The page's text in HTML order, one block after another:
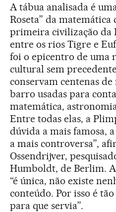
A tábua analisada é
Roseta” da
primeira civilização da
entre os rios Tigre e
foi o epicentro de uma
cultural sem
conservam centenas
barro usadas para
matemática,
Entre todas elas, a
dúvida a mais famosa,
a mais controversa”,
Ossendrijver,
Humboldt, de Berlim.
“é única, não existe
conteúdo. Por isso é
para que servia”.